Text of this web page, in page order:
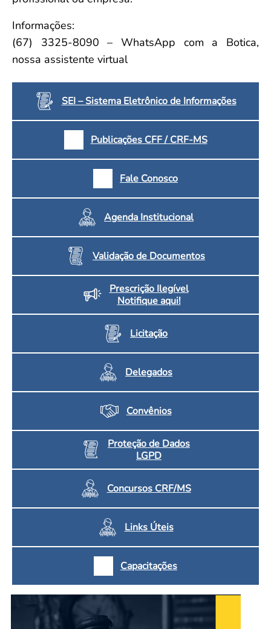
Informações:
(67) 3325-8090 – WhatsApp com a Botica,
nossa assistente virtual
SEI – Sistema Eletrônico de Informações
Publicações CFF / CRF-MS
Fale Conosco
Agenda Institucional
Validação de Documentos
Prescrição Ilegível
Notifique aqui!
Licitação
Delegados
Convênios
Proteção de Dados
LGPD
Concursos CRF/MS
Links Úteis
Capacitações